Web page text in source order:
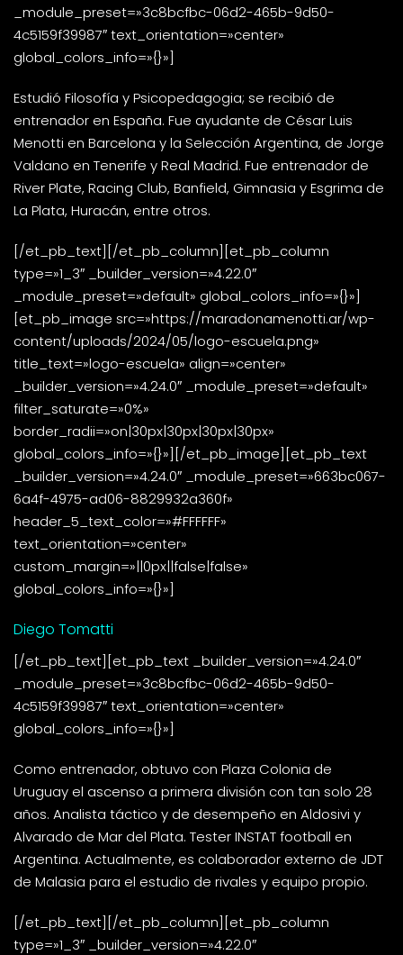
_module_preset=»3c8bcfbc-06d2-465b-9d50-
4c5159f39987″ text_orientation=»center»
global_colors_info=»{}»]
Estudió Filosofía y Psicopedagogia; se recibió de
entrenador en España. Fue ayudante de César Luis
Menotti en Barcelona y la Selección Argentina, de Jorge
Valdano en Tenerife y Real Madrid. Fue entrenador de
River Plate, Racing Club, Banfield, Gimnasia y Esgrima de
La Plata, Huracán, entre otros.
[/et_pb_text][/et_pb_column][et_pb_column
type=»1_3″ _builder_version=»4.22.0″
_module_preset=»default» global_colors_info=»{}»]
[et_pb_image src=»https://maradonamenotti.ar/wp-
content/uploads/2024/05/logo-escuela.png»
title_text=»logo-escuela» align=»center»
_builder_version=»4.24.0″ _module_preset=»default»
filter_saturate=»0%»
border_radii=»on|30px|30px|30px|30px»
global_colors_info=»{}»][/et_pb_image][et_pb_text
_builder_version=»4.24.0″ _module_preset=»663bc067-
6a4f-4975-ad06-8829932a360f»
header_5_text_color=»#FFFFFF»
text_orientation=»center»
custom_margin=»||0px||false|false»
global_colors_info=»{}»]
Diego Tomatti
[/et_pb_text][et_pb_text _builder_version=»4.24.0″
_module_preset=»3c8bcfbc-06d2-465b-9d50-
4c5159f39987″ text_orientation=»center»
global_colors_info=»{}»]
Como entrenador, obtuvo con Plaza Colonia de
Uruguay el ascenso a primera división con tan solo 28
años. Analista táctico y de desempeño en Aldosivi y
Alvarado de Mar del Plata. Tester INSTAT football en
Argentina. Actualmente, es colaborador externo de JDT
de Malasia para el estudio de rivales y equipo propio.
[/et_pb_text][/et_pb_column][et_pb_column
type=»1_3″ _builder_version=»4.22.0″